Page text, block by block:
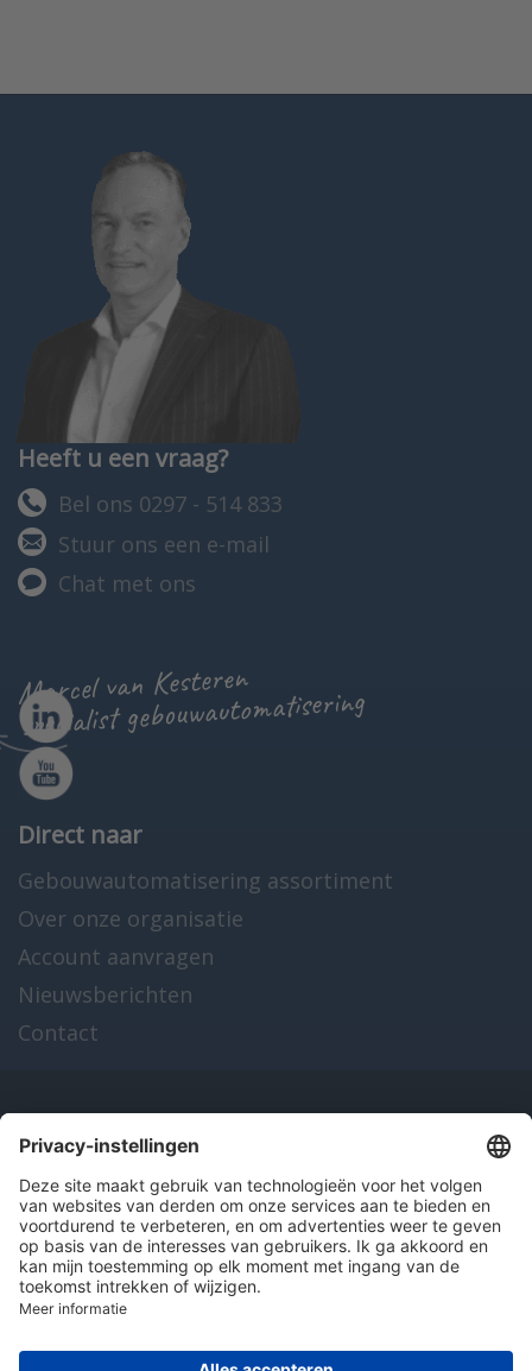
Heeft u een vraag?
Bel ons 0297 - 514 833
Stuur ons een e-mail
Chat met ons
Marcel van Kesteren
specialist gebouwautomatisering
Direct naar
Gebouwautomatisering assortiment
Over onze organisatie
Account aanvragen
Nieuwsberichten
Contact
Onze producten
en diensten
Over Hitma
Algemene voorwaarden Disclaimer
Colofon
© 2026 Hitma B.V.